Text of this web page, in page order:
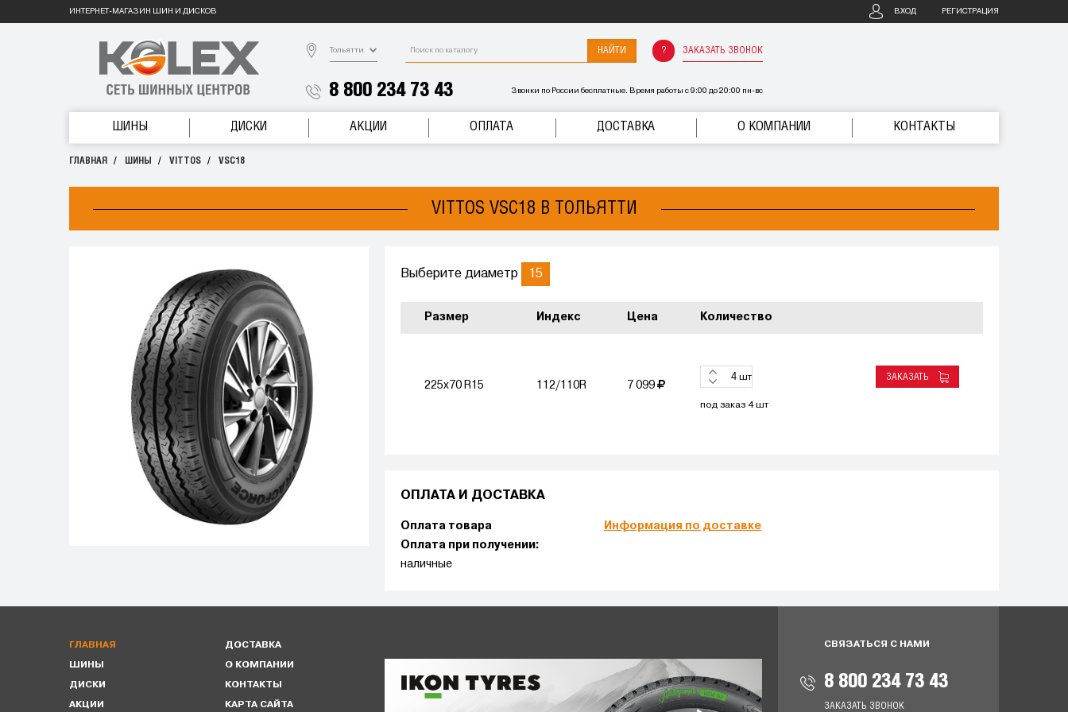
ИНТЕРНЕТ-МАГАЗИН ШИН И ДИСКОВ ВХОД РЕГИСТРАЦИЯ
Тольятти НАЙТИ ЗАКАЗАТЬ ЗВОНОК
8 800 234 73 43 Звонки по России бесплатные. Время работы с 9:00 до 20:00 пн-вс
ШИНЫ ДИСКИ АКЦИИ ОПЛАТА ДОСТАВКА О КОМПАНИИ КОНТАКТЫ
ГЛАВНАЯ ШИНЫ VITTOS VSC18
VITTOS VSC18 В ТОЛЬЯТТИ
Выберите диаметр 15
Размер Индекс Цена Количество
225x70 R15 112/110R 7 099
шт ЗАКАЗАТЬ
под заказ 4 шт
ОПЛАТА И ДОСТАВКА
Оплата товара
Оплата при получении:
наличные
Информация по доставке
ГЛАВНАЯ
ШИНЫ
ДИСКИ
АКЦИИ
ДОСТАВКА
О КОМПАНИИ
КОНТАКТЫ
КАРТА САЙТА
СВЯЗАТЬСЯ С НАМИ
8 800 234 73 43
ЗАКАЗАТЬ ЗВОНОК